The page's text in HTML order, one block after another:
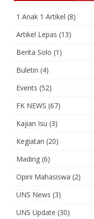
1 Anak 1 Artikel (8)
Artikel Lepas (13)
Berita Solo (1)
Buletin (4)
Events (52)
FK NEWS (67)
Kajian Isu (3)
Kegiatan (20)
Mading (6)
Opini Mahasiswa (2)
UNS News (3)
UNS Update (30)